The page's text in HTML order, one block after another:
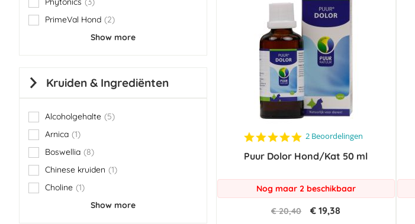
5.0
rating
2 Beoordelingen
Puur Dolor Hond/Kat 50 ml
Nog maar 2 beschikbaar
€ 20,40 € 19,38
items
PrimeVal Hond
2
items
Show more
Kruiden & Ingrediënten
Alcoholgehalte 5
items
Arnica 1
item
Boswellia 8
items
Chinese kruiden
1
item
Choline 1
item
Show more